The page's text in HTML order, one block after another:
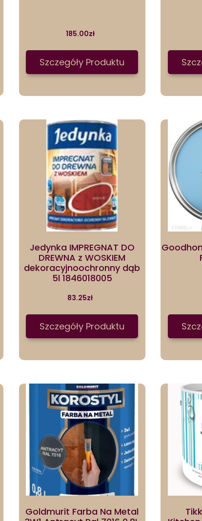
185.00zł
Szczegóły Produktu
Jedynka IMPREGNAT DO
DREWNA z WOSKIEM
dekoracyjnoochronny dąb
5l 1846018005
83.25zł
Szczegóły Produktu
Goldmurit Farba Na Metal